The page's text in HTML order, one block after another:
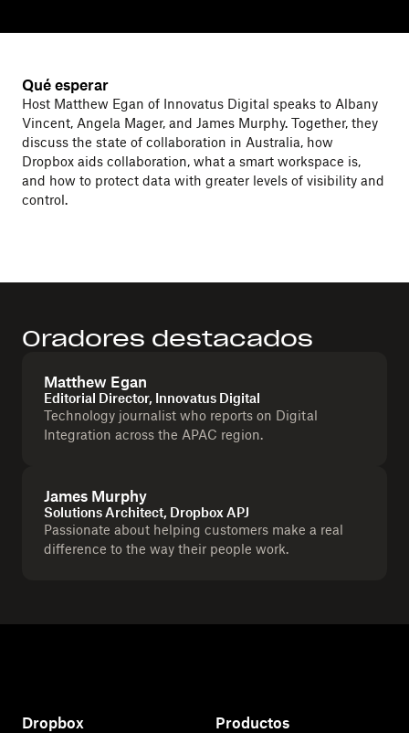
Qué esperar
Host Matthew Egan of Innovatus Digital speaks to Albany
Vincent, Angela Mager, and James Murphy. Together, they
discuss the state of collaboration in Australia, how
Dropbox aids collaboration, what a smart workspace is,
and how to protect data with greater levels of visibility and
control.
Oradores destacados
Matthew Egan
Editorial Director, Innovatus Digital
Technology journalist who reports on Digital
Integration across the APAC region.
James Murphy
Solutions Architect, Dropbox APJ
Passionate about helping customers make a real
difference to the way their people work.
Dropbox Productos